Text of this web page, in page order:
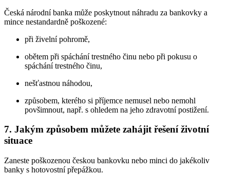
Česká národní banka může poskytnout náhradu za bankovky a
mince nestandardně poškozené:
při živelní pohromě,
obětem při spáchání trestného činu nebo při pokusu o
spáchání trestného činu,
nešťastnou náhodou,
způsobem, kterého si příjemce nemusel nebo nemohl
povšimnout, např. s ohledem na jeho zdravotní postižení.
7. Jakým způsobem můžete zahájit řešení životní
situace
Zaneste poškozenou českou bankovku nebo minci do jakékoliv
banky s hotovostní přepážkou.